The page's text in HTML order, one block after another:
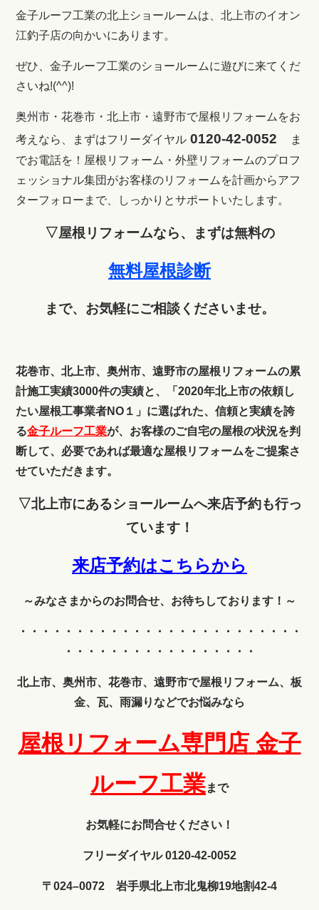
金子ルーフ工業の北上ショールームは、北上市のイオン
江釣子店の向かいにあります。
ぜひ、金子ルーフ工業のショールームに遊びに来てくだ
さいね!(^^)!
奥州市・花巻市・北上市・遠野市で屋根リフォームをお
考えなら、まずはフリーダイヤル 0120-42-0052
ま
でお電話を！ 屋根リフォーム・外壁リフォームのプロフ
ェッショナル集団がお客様のリフォームを計画からアフ
ターフォローまで、しっかりとサポートいたします。
▽屋根リフォームなら、まずは無料の
無料屋根診断
まで、お気軽にご相談くださいませ。
花巻市、北上市、奥州市、遠野市の屋根リフォームの累
計施工実績3000件の実績と、「2020年北上市の依頼し
たい屋根工事業者NO１」に選ばれた、信頼と実績を誇
る金子ルーフ工業が、お客様のご自宅の屋根の状況を判
断して、必要であれば最適な屋根リフォームをご提案さ
せていただきます。
▽北上市にあるショールームへ来店予約も行っ
ています！
来店予約はこちらから
～みなさまからのお問合せ、お待ちしております！～
・・・・・・・・・・・・
・・・・・・・・・・・・・
・・・・・・・・・・・・・・・・・
北上市、奥州市、花巻市、遠野市で屋根リフォーム、板
金、瓦、雨漏りなどでお悩みなら
屋根リフォーム専門店 金子
ルーフ工業まで
お気軽にお問合せください！
フリーダイヤル 0120-42-0052
〒024–0072 岩手県北上市北鬼柳19地割42-4